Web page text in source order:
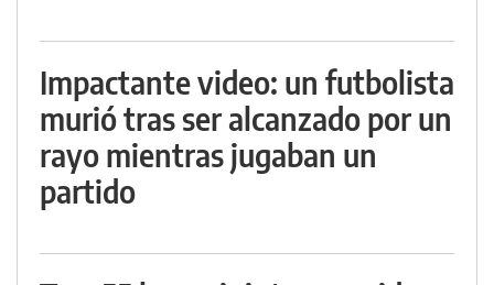
Impactante video: un futbolista
murió tras ser alcanzado por un
rayo mientras jugaban un
partido